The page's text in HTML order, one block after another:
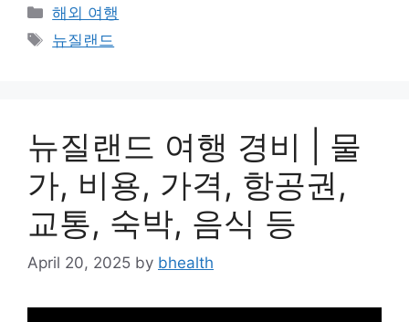
Categories
해외 여행
Tags
뉴질랜드
뉴질랜드 여행 경비 | 물
가, 비용, 가격, 항공권,
교통, 숙박, 음식 등
April 20, 2025 by bhealth